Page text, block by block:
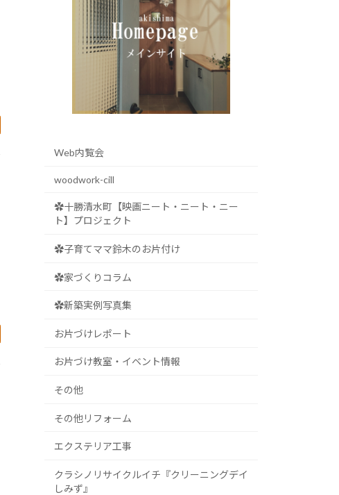
Web内覧会
woodwork-cill
✿十勝清水町【映画ニート・ニート・ニー
ト】プロジェクト
✿子育てママ鈴木のお片付け
✿家づくりコラム
✿新築実例写真集
お片づけレポート
お片づけ教室・イベント情報
その他
その他リフォーム
エクステリア工事
クラシノリサイクルイチ『クリーニングデイ
しみず』